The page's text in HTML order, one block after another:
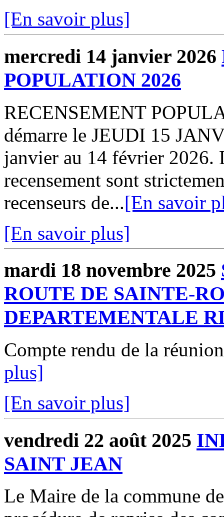
[En savoir plus]
mercredi 14 janvier 2026
POPULATION 2026
RECENSEMENT
démarre le JEUDI 15
janvier au 14 février 2026.
recensement sont
recenseurs de...[En savoir
[En savoir plus]
mardi 18 novembre 2025
ROUTE DE SAINTE-
DEPARTEMENTALE
Compte rendu de la
plus]
[En savoir plus]
vendredi 22 août 2025
SAINT JEAN
Le Maire de la commune